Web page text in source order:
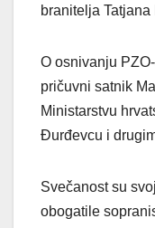
branitelja
O osnivanju
pričuvni satnik
Ministarstvu
Đurđevcu i
Svečanost su
obogatile